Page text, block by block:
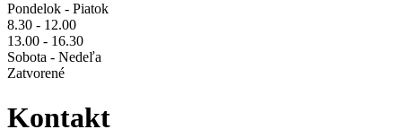
Pondelok - Piatok
8.30 - 12.00
13.00 - 16.30
Sobota - Nedeľa
Zatvorené
Kontakt